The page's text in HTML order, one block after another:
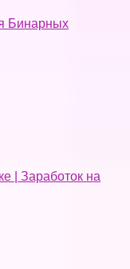
Бинарных
| Заработок на